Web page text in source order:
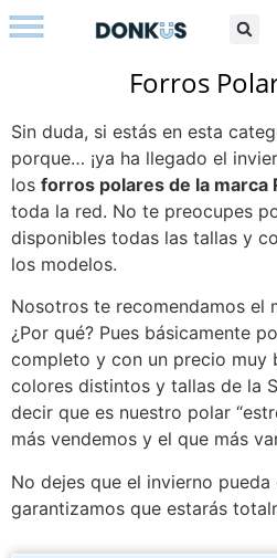
Forros
Sin duda, si estás en esta
porque… ¡ya ha llegado el
los forros polares de la marca
toda la red. No te preocupes
disponibles todas las tallas y
los modelos.
Nosotros te recomendamos el
¿Por qué? Pues básicamente
completo y con un precio muy
colores distintos y tallas de la
decir que es nuestro polar
más vendemos y el que más
No dejes que el invierno
garantizamos que estarás